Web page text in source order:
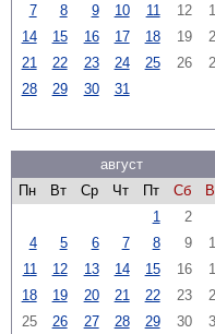
7
8 9 10 11 12
14
15 16 17 18 19
21
22 23 24 25 26
28
29 30 31
август
Пн
Вт Ср Чт Пт Сб
1
2
4
5 6 7 8 9
11
12 13 14 15 16
18
19 20 21 22 23
25
26 27 28 29 30